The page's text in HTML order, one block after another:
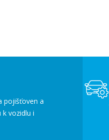
pojišťoven a
vozidlu i